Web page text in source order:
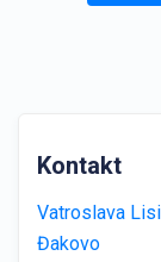
Kontakt
Vatroslava
Đakovo